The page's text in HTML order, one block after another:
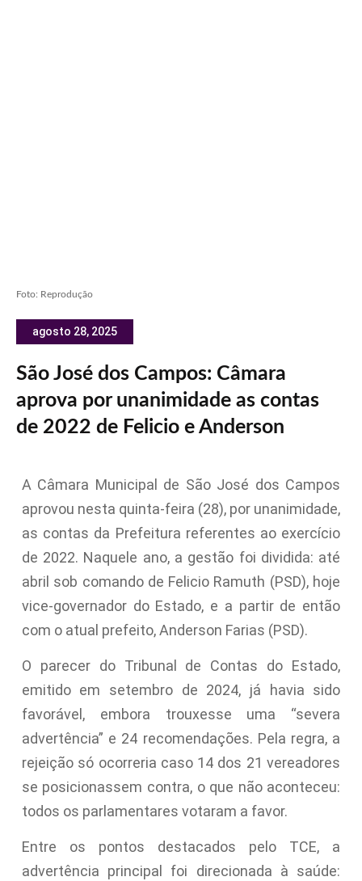
Foto: Reprodução
agosto 28, 2025
São José dos Campos: Câmara
aprova por unanimidade as contas
de 2022 de Felicio e Anderson
A Câmara Municipal de São José dos Campos
aprovou nesta quinta-feira (28), por unanimidade,
as contas da Prefeitura referentes ao exercício
de 2022. Naquele ano, a gestão foi dividida: até
abril sob comando de Felicio Ramuth (PSD), hoje
vice-governador do Estado, e a partir de então
com o atual prefeito, Anderson Farias (PSD).
O parecer do Tribunal de Contas do Estado,
emitido em setembro de 2024, já havia sido
favorável, embora trouxesse uma “severa
advertência” e 24 recomendações. Pela regra, a
rejeição só ocorreria caso 14 dos 21 vereadores
se posicionassem contra, o que não aconteceu:
todos os parlamentares votaram a favor.
Entre os pontos destacados pelo TCE, a
advertência principal foi direcionada à saúde: